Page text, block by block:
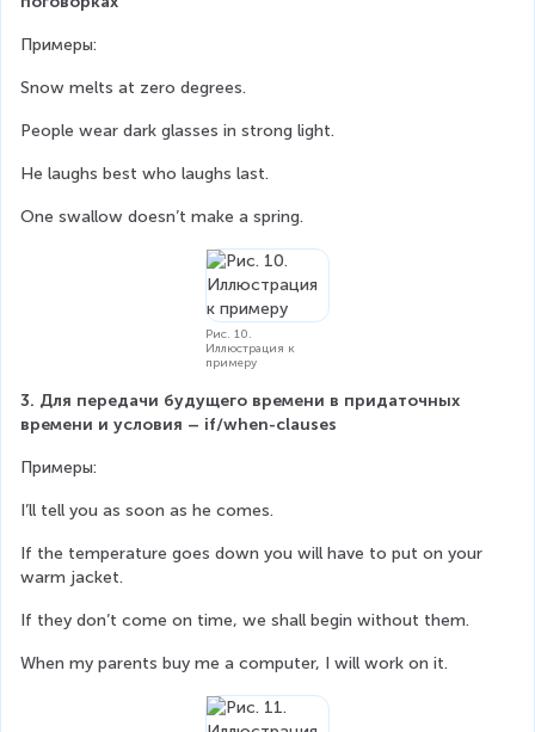
Примеры:
Snow melts at zero degrees.
People wear dark glasses in strong light.
He laughs best who laughs last.
One swallow doesn’t make a spring.
Рис. 10.
Иллюстрация к
примеру
3. Для передачи будущего времени в придаточных
времени и условия – if/when-clauses
Примеры:
I’ll tell you as soon as he comes.
If the temperature goes down you will have to put on your
warm jacket.
If they don’t come on time, we shall begin without them.
When my parents buy me a computer, I will work on it.